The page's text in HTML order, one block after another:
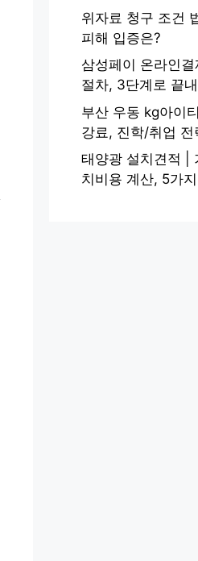
위자료 청구 조건
피해 입증은?
삼성페이 온라인
절차, 3단계로 끝
부산 우동 kg아이
강료, 진학/취업 전
태양광 설치견적 |
치비용 계산, 5가